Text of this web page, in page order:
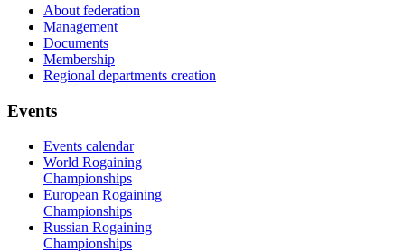
About federation
Management
Documents
Membership
Regional departments creation
Events
Events calendar
World Rogaining
Championships
European Rogaining
Championships
Russian Rogaining
Championships